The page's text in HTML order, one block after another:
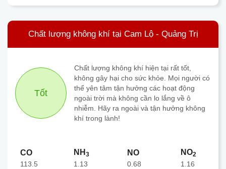
Chất lượng không khí tại Cam Lộ - Quảng Trị
Tốt
Chất lượng không khí hiện tại rất tốt,
không gây hại cho sức khỏe. Mọi người có
thể yên tâm tận hưởng các hoạt động
ngoài trời mà không cần lo lắng về ô
nhiễm. Hãy ra ngoài và tận hưởng không
khí trong lành!
CO
113.5
NH 3
1.13
NO
0.68
NO2
1.16